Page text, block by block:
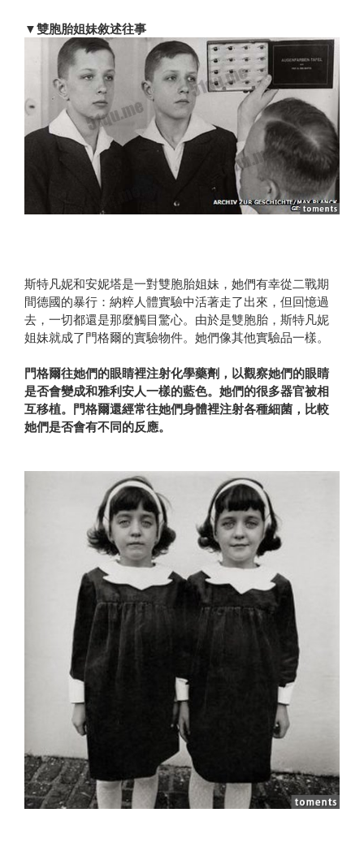
▼雙胞胎姐妹敘述往事
斯特凡妮和安妮塔是一對雙胞胎姐妹，她們有幸從二戰期
間德國的暴行：納粹人體實驗中活著走了出來，但回憶過
去，一切都還是那麼觸目驚心。由於是雙胞胎，斯特凡妮
姐妹就成了門格爾的實驗物件。她們像其他實驗品一樣。
門格爾往她們的眼睛裡注射化學藥劑，以觀察她們的眼睛
是否會變成和雅利安人一樣的藍色。她們的很多器官被相
互移植。門格爾還經常往她們身體裡注射各種細菌，比較
她們是否會有不同的反應。